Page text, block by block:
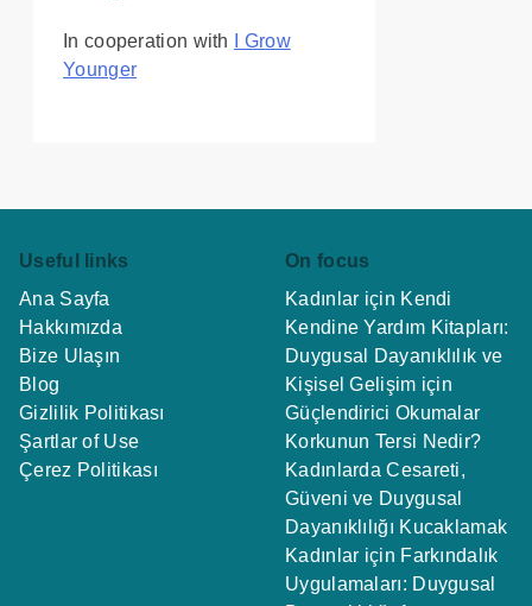
In cooperation with
I Grow
Younger
Useful links
Ana Sayfa
Hakkımızda
Bize Ulaşın
Blog
Gizlilik Politikası
Şartlar of Use
Çerez Politikası
On focus
Kadınlar için Kendi
Kendine Yardım Kitapları:
Duygusal Dayanıklılık ve
Kişisel Gelişim için
Güçlendirici Okumalar
Korkunun Tersi Nedir?
Kadınlarda Cesareti,
Güveni ve Duygusal
Dayanıklılığı Kucaklamak
Kadınlar için Farkındalık
Uygulamaları: Duygusal